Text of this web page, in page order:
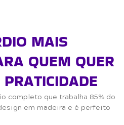
MAIS
QUEM QUER
completo que trabalha 85% do
em madeira e é perfeito